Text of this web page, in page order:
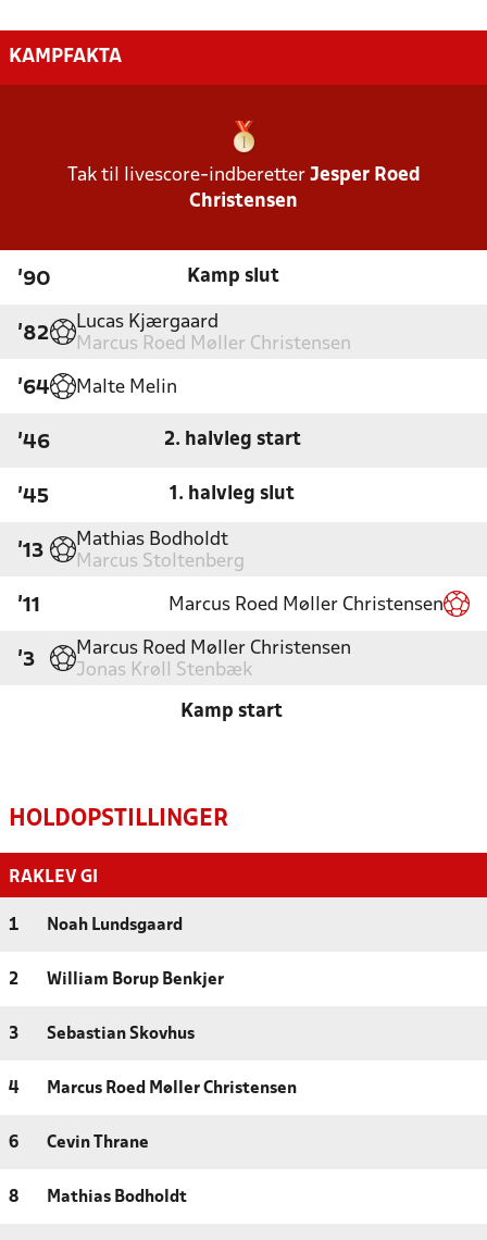
KAMPFAKTA
Tak til livescore-indberetter Jesper Roed
Christensen
'90 Kamp slut
'82
Lucas Kjærgaard
Marcus Roed Møller Christensen
'64 Malte Melin
'46 2. halvleg start
'45 1. halvleg slut
'13
Mathias Bodholdt
Marcus Stoltenberg
'11 Marcus Roed Møller Christensen
'3
Marcus Roed Møller Christensen
Jonas Krøll Stenbæk
Kamp start
HOLDOPSTILLINGER
RAKLEV GI
1 Noah Lundsgaard
2 William Borup Benkjer
3 Sebastian Skovhus
4 Marcus Roed Møller Christensen
6 Cevin Thrane
8 Mathias Bodholdt